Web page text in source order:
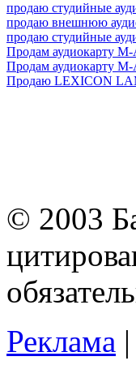
продаю студийные
продаю внешнюю
продаю студийные
Продам аудиокарту
Продам аудиокарту
Продаю LEXICON
© 2003
Реклама |